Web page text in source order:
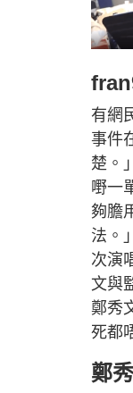
有網
事件
楚。
嘢一
夠膽
法。
次演
文與
鄭秀
死都
鄭